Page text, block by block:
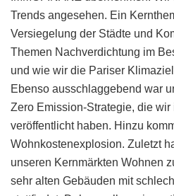
Trends angesehen. Ein
Versiegelung der Städte und
Themen Nachverdichtung im
und wie wir die Pariser
Ebenso ausschlaggebend war
Zero Emission-Strategie, die wir
veröffentlicht haben. Hinzu
Wohnkostenexplosion. Zuletzt
unseren Kernmärkten Wohnen
sehr alten Gebäuden mit